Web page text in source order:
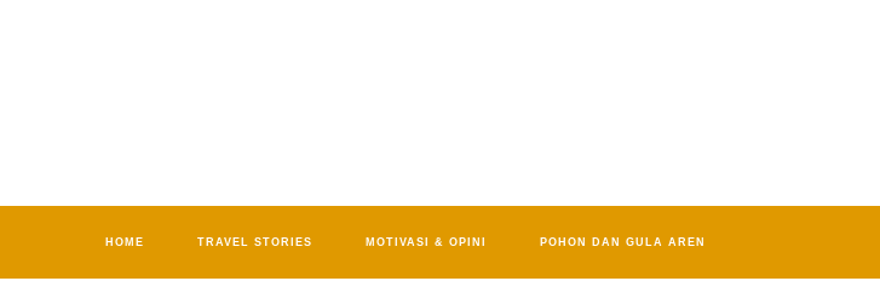
HOME TRAVEL STORIES MOTIVASI & OPINI POHON DAN GULA AREN